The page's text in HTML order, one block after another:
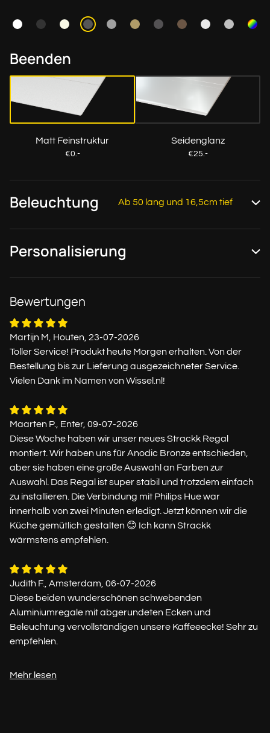
Beenden
Matt Feinstruktur
€0.-
Seidenglanz
€25.-
Beleuchtung Ab 50 lang und 16,5cm tief
Personalisierung
Bewertungen
Martijn M, Houten, 23-07-2026
Toller Service! Produkt heute Morgen erhalten. Von der
Bestellung bis zur Lieferung ausgezeichneter Service.
Vielen Dank im Namen von Wissel.nl!
Maarten P., Enter, 09-07-2026
Diese Woche haben wir unser neues Strackk Regal
montiert. Wir haben uns für Anodic Bronze entschieden,
aber sie haben eine große Auswahl an Farben zur
Auswahl. Das Regal ist super stabil und trotzdem einfach
zu installieren. Die Verbindung mit Philips Hue war
innerhalb von zwei Minuten erledigt. Jetzt können wir die
Küche gemütlich gestalten 😊 Ich kann Strackk
wärmstens empfehlen.
Judith F., Amsterdam, 06-07-2026
Diese beiden wunderschönen schwebenden
Aluminiumregale mit abgerundeten Ecken und
Beleuchtung vervollständigen unsere Kaffeeecke! Sehr zu
empfehlen.
Mehr lesen